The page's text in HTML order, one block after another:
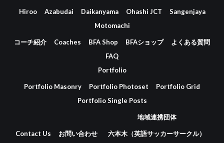
Hiroo Azabudai Daikanyama Ohashi JCT
Sangenjaya
Motomachi
コーチ紹介 Coaches BFA Shop BFAショップ
よくある質問
FAQ
Portfolio
Portfolio Masonry Portfolio Photoset
Portfolio Grid
Portfolio Single Posts
Contact Us お問い合わせ
地域連携団体
六本木（英語サッカーサークル）